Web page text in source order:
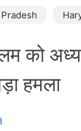
को
हमला